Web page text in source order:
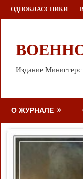
Перейти
к
ОДНОКЛАССНИКИ
Издание
О ЖУРНАЛЕ